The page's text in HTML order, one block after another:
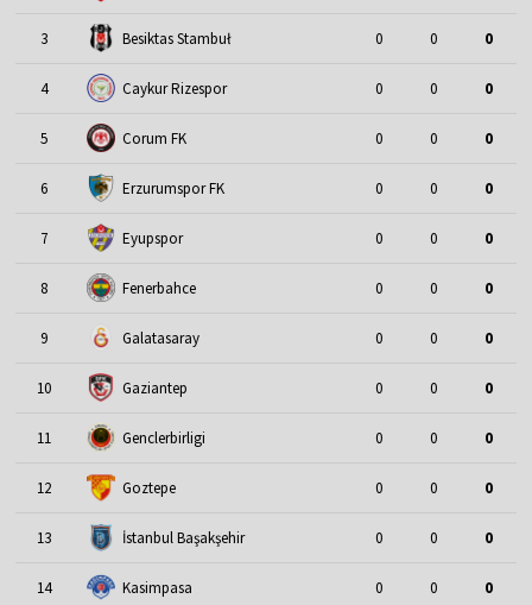
3 Besiktas Stambuł 0 0 0
4 Caykur Rizespor 0 0 0
5 Corum FK 0 0 0
6 Erzurumspor FK 0 0 0
7 Eyupspor 0 0 0
8 Fenerbahce 0 0 0
9 Galatasaray 0 0 0
10 Gaziantep 0 0 0
11 Genclerbirligi 0 0 0
12 Goztepe 0 0 0
13 İstanbul Başakşehir 0 0 0
14 Kasimpasa 0 0 0